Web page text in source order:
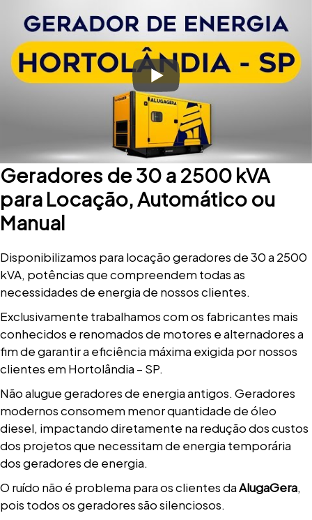
Geradores de 30 a 2500 kVA
para Locação, Automático ou
Manual
Disponibilizamos para locação geradores de 30 a 2500
kVA, potências que compreendem todas as
necessidades de energia de nossos clientes.
Exclusivamente trabalhamos com os fabricantes mais
conhecidos e renomados de motores e alternadores a
fim de garantir a eficiência máxima exigida por nossos
clientes em Hortolândia – SP.
Não alugue geradores de energia antigos. Geradores
modernos consomem menor quantidade de óleo
diesel, impactando diretamente na redução dos custos
dos projetos que necessitam de energia temporária
dos geradores de energia.
O ruído não é problema para os clientes daAlugaGera,
pois todos os geradores são silenciosos.